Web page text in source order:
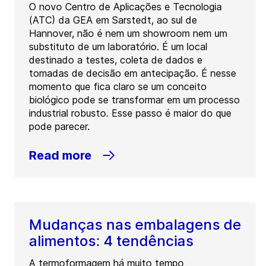
O novo Centro de Aplicações e Tecnologia
(ATC) da GEA em Sarstedt, ao sul de
Hannover, não é nem um showroom nem um
substituto de um laboratório. É um local
destinado a testes, coleta de dados e
tomadas de decisão em antecipação. É nesse
momento que fica claro se um conceito
biológico pode se transformar em um processo
industrial robusto. Esse passo é maior do que
pode parecer.
Read more
Mudanças nas embalagens de
alimentos: 4 tendências
A termoformagem há muito tempo